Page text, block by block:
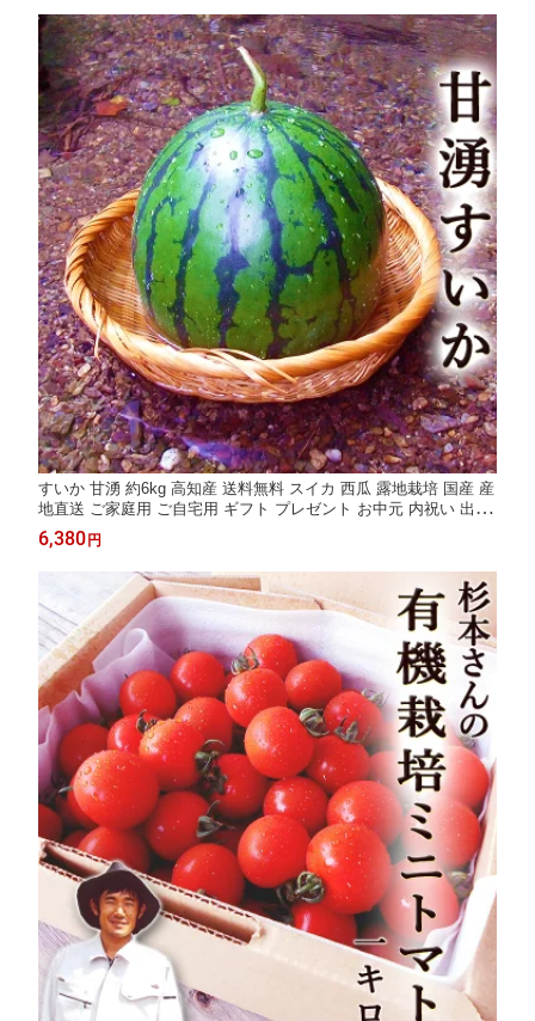
すいか 甘湧 約6kg 高知産 送料無料 スイカ 西瓜 露地栽培 国産 産
地直送 ご家庭用 ご自宅用 ギフト プレゼント お中元 内祝い 出産
祝い 結婚祝い お祝い お返し
6,380円